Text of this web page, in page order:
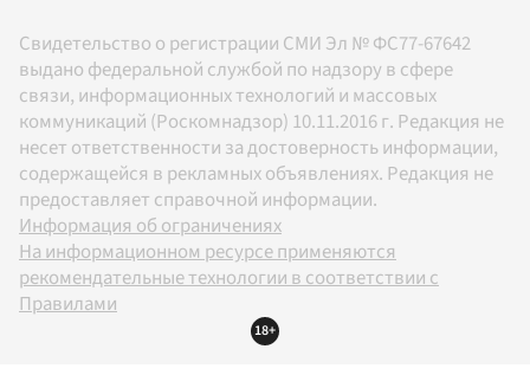
Свидетельство о регистрации СМИ Эл № ФС77-67642
выдано федеральной службой по надзору в сфере
связи, информационных технологий и массовых
коммуникаций (Роскомнадзор) 10.11.2016 г. Редакция не
несет ответственности за достоверность информации,
содержащейся в рекламных объявлениях. Редакция не
предоставляет справочной информации.
Информация об ограничениях
На информационном ресурсе применяются
рекомендательные технологии в соответствии с
Правилами
18+